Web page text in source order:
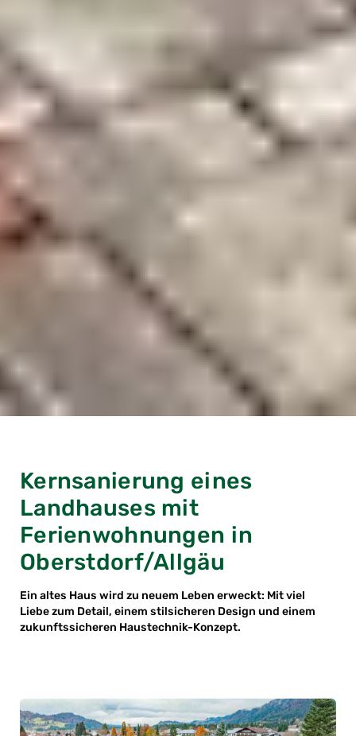
Kernsanierung eines
Landhauses mit
Ferienwohnungen in
Oberstdorf/Allgäu
Ein altes Haus wird zu neuem Leben erweckt: Mit viel
Liebe zum Detail, einem stilsicheren Design und einem
zukunftssicheren Haustechnik-Konzept.